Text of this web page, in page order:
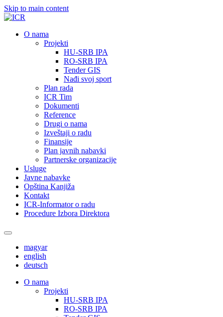
Skip to main content
О nama
Projekti
HU-SRB IPA
RO-SRB IPA
Tender GIS
Nađi svoj sport
Plan rada
ICR Tim
Dokumenti
Reference
Drugi o nama
Izveštaji o radu
Finansije
Plan javnih nabavki
Partnerske organizacije
Usluge
Javne nabavke
Opština Kanjiža
Kontakt
ICR-Informator o radu
Procedure Izbora Direktora
magyar
english
deutsch
О nama
Projekti
HU-SRB IPA
RO-SRB IPA